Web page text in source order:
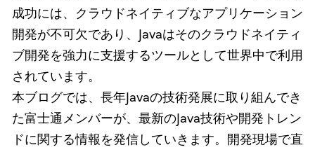
成功には、クラウドネイティブなアプリケーション
開発が不可欠であり、Javaはそのクラウドネイティ
ブ開発を強力に支援するツールとして世界中で利用
されています。
本ブログでは、長年Javaの技術発展に取り組んでき
た富士通メンバーが、最新のJava技術や開発トレン
ドに関する情報を発信していきます。開発現場で直